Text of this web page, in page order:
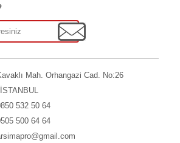
Mah. Orhangazi Cad. No:26
532 50 64
500 64 64